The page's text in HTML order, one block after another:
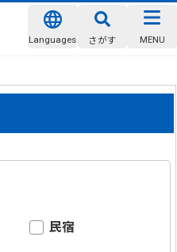
Languages さがす MENU
民宿